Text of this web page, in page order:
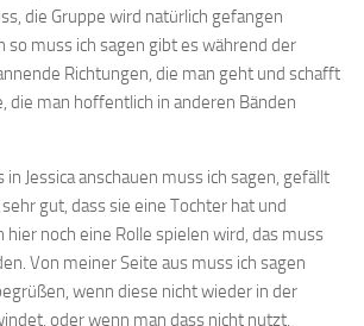
die Gruppe wird natürlich gefangen
so muss ich sagen gibt es während der
Richtungen, die man geht und schafft
die man hoffentlich in anderen Bänden
Jessica anschauen muss ich sagen, gefällt
gut, dass sie eine Tochter hat und
noch eine Rolle spielen wird, das muss
Von meiner Seite aus muss ich sagen
wenn diese nicht wieder in der
oder wenn man dass nicht nutzt.